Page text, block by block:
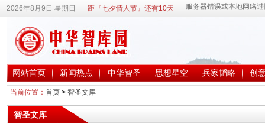
2026年8月9日 星期日 距『七夕情人节』还有10天
网站首页 新闻热点 中华智圣 思想星空 兵家韬略 创
当前位置： 首页> 智圣文库
智圣文库